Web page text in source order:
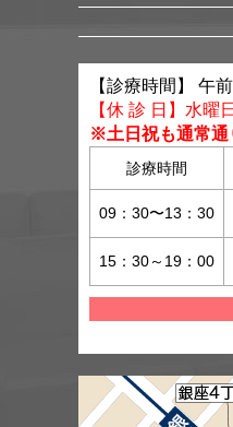
【診療時間】 午
【休 診 日】水曜日
※土日祝も通常通
診療時間
09：30〜13：30
15：30～19：00